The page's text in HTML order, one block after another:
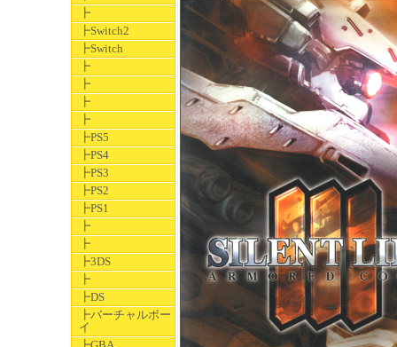
┣
┣Switch2
┣Switch
┣
┣
┣
┣
┣PS5
┣PS4
┣PS3
┣PS2
┣PS1
┣
┣
┣3DS
┣
┣DS
┣バーチャルボー
イ